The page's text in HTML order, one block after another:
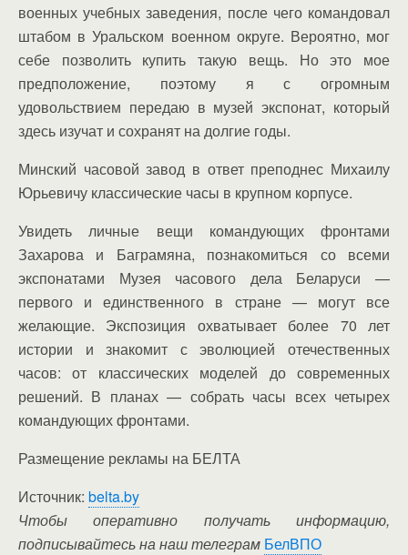
военных учебных заведения, после чего командовал
штабом в Уральском военном округе. Вероятно, мог
себе позволить купить такую вещь. Но это мое
предположение, поэтому я с огромным
удовольствием передаю в музей экспонат, который
здесь изучат и сохранят на долгие годы.
Минский часовой завод в ответ преподнес Михаилу
Юрьевичу классические часы в крупном корпусе.
Увидеть личные вещи командующих фронтами
Захарова и Баграмяна, познакомиться со всеми
экспонатами Музея часового дела Беларуси —
первого и единственного в стране — могут все
желающие. Экспозиция охватывает более 70 лет
истории и знакомит с эволюцией отечественных
часов: от классических моделей до современных
решений. В планах — собрать часы всех четырех
командующих фронтами.
Размещение рекламы на БЕЛТА
Источник: belta.by
Чтобы оперативно получать информацию,
подписывайтесь на наш телеграм БелВПО